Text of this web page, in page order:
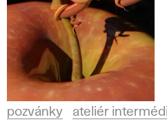
pozvánky ateliér